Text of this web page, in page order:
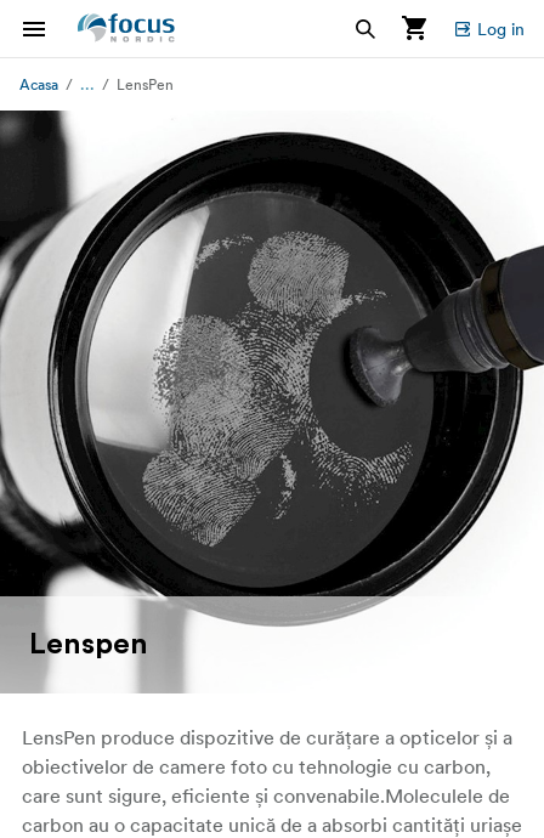
Log in
Acasa ... LensPen
Lenspen
LensPen produce dispozitive de curățare a opticelor și a
obiectivelor de camere foto cu tehnologie cu carbon,
care sunt sigure, eficiente și convenabile.Moleculele de
carbon au o capacitate unică de a absorbi cantități uriașe